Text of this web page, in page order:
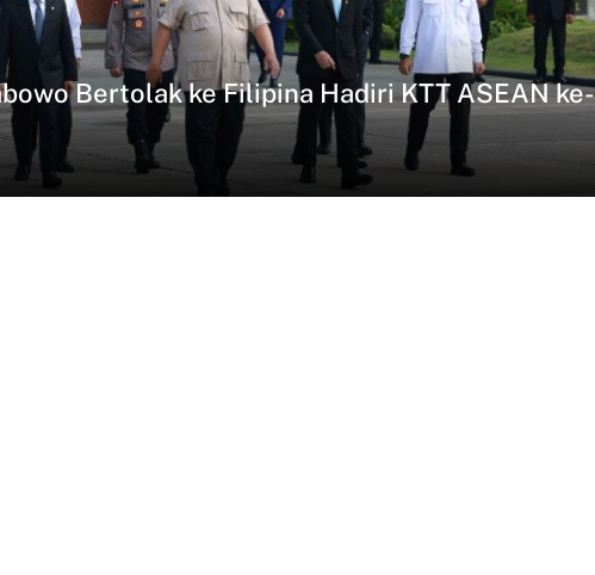
Bertolak ke Filipina Hadiri KTT ASEAN ke-